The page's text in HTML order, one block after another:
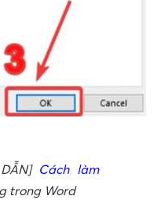
Cách làm
trong Word